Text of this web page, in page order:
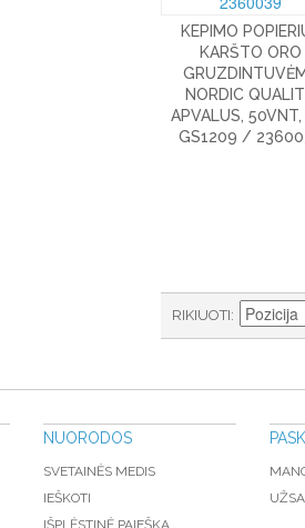
KEPIMO
KARŠTO ORO
NORDIC
APVALUS,
GS1209 /
RIKIUOTI
NUORODOS
SVETAINĖS MEDIS
IEŠKOTI
IŠPLĖSTINĖ PAIEŠKA